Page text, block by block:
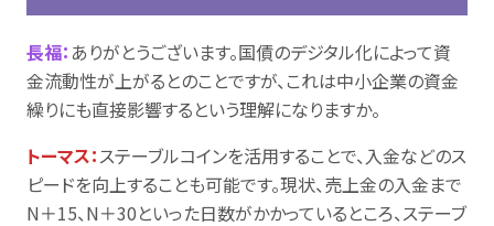
長福： ありがとうございます。国債のデジタル化によって資
金流動性が上がるとのことですが、これは中小企業の資金
繰りにも直接影響するという理解になりますか。
トーマス：ステーブルコインを活用することで、入金などのス
ピードを向上することも可能です。現状、売上金の入金まで
N＋15、N＋30といった日数がかかっているところ、ステーブ